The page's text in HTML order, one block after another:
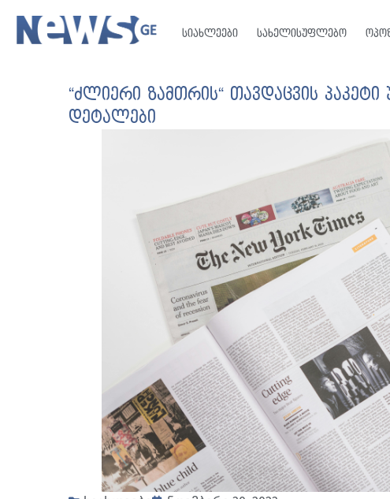
სიახლეები სახელისუფლებო
“ძლიერი ზამთრის“ თავდაცვის პაკეტი
დეტალები